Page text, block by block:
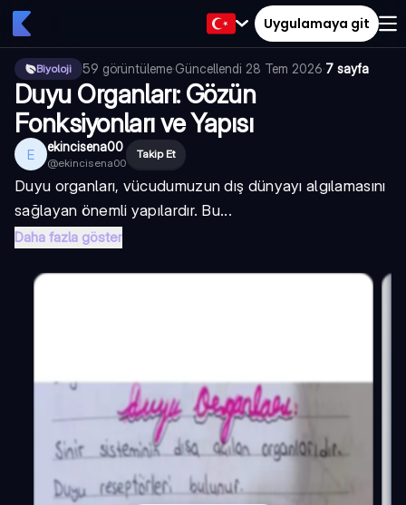
Uygulamaya git
Biyoloji 59 görüntüleme·Güncellendi 28 Tem 2026·7 sayfa
Duyu Organları: Gözün
Fonksiyonları ve Yapısı
E ekincisena00
@ekincisena00
Takip Et
Duyu organları, vücudumuzun dış dünyayı algılamasını
sağlayan önemli yapılardır. Bu...
Daha fazla göster